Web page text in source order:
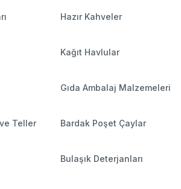
Hazır Kahveler
Kağıt Havlular
Gıda Ambalaj Malzemeleri
Teller Bardak Poşet Çaylar
Bulaşık Deterjanları